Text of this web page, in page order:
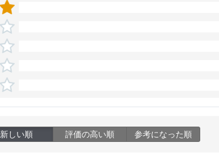
新しい順 評価の高い順 参考になった順